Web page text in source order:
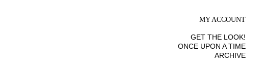
MY ACCOUNT
GET THE LOOK!
ONCE UPON A TIME
ARCHIVE